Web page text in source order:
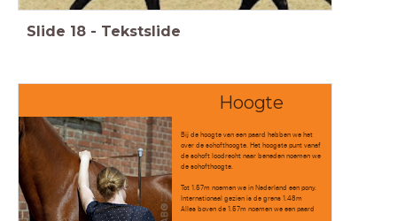
Slide 18 - Tekstslide
Hoogte
Bij de hoogte van een paard hebben we het
over de schofthoogte. Het hoogste punt vanaf
de schoft loodrecht naar beneden noemen we
de schofthoogte.
Tot 1.57m noemen we in Nederland een pony.
Internationaal gezien is de grens 1.48m
Alles boven de 1.57m noemen we een paard